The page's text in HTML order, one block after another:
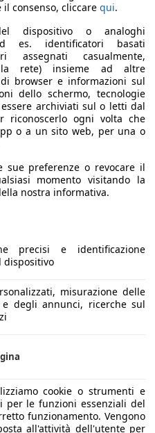
cv
il consenso, cliccare qui.
dispositivo o analoghi
es. identificatori basati
assegnati casualmente,
rete) insieme ad altre
browser e informazioni sul
dello schermo, tecnologie
archiviati sul o letti dal
riconoscerlo ogni volta che
o a un sito web, per una o
sue preferenze o revocare il
momento visitando la
nostra informativa.
precisi e identificazione
dispositivo
misurazione delle
degli annunci, ricerche sul
cookie o strumenti e
per le funzioni essenziali del
funzionamento. Vengono
all'attività dell'utente per